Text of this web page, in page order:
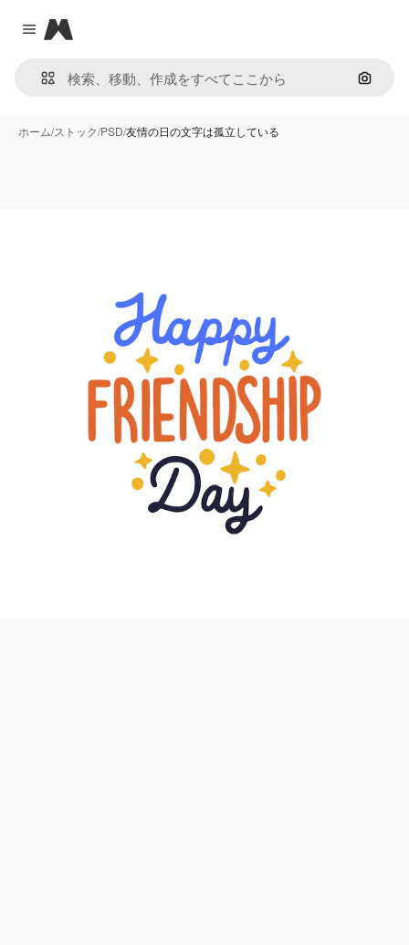
Close menu
Magnific
画像で
ホーム/ストック/PSD/友情の日の文字は孤立している